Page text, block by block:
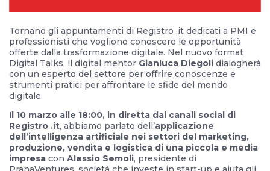
Tornano gli appuntamenti di Registro .it dedicati a PMI e
professionisti che vogliono conoscere le opportunità
offerte dalla trasformazione digitale. Nel nuovo format
Digital Talks, il digital mentor Gianluca Diegoli dialogherà
con un esperto del settore per offrire conoscenze e
strumenti pratici per affrontare le sfide del mondo
digitale.
Il 10 marzo alle 18:00, in diretta dai canali social di
Registro .it, abbiamo parlato dell’applicazione
dell’intelligenza artificiale nei settori del marketing,
produzione, vendita e logistica di una piccola e media
impresa con Alessio Semoli, presidente di